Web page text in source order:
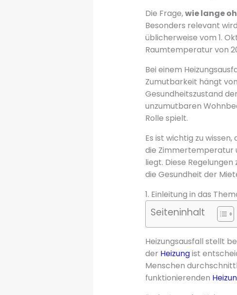
Die Frage,wie lange
Besonders relevant
üblicherweise vom 1.
Raumtemperatur von
Bei einem
Zumutbarkeit hängt
Gesundheitszustand
unzumutbaren
Rolle spielt.
Es ist wichtig zu
die Zimmertemperatur
liegt. Diese
die Gesundheit der
1. Einleitung in das
Seiteninhalt
Heizungsausfall stellt
der Heizungist
Menschen
funktionierenden